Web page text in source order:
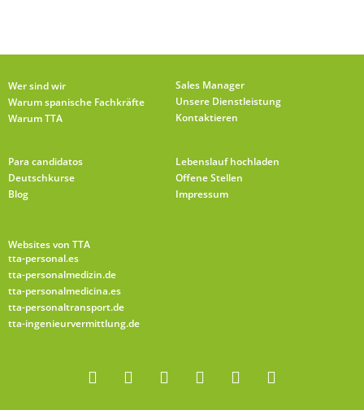
Wer sind wir
Warum spanische Fachkräfte
Warum TTA
Sales Manager
Unsere Dienstleistung
Kontaktieren
Para candidatos
Deutschkurse
Blog
Lebenslauf hochladen
Offene Stellen
Impressum
Websites von TTA
tta-personal.es
tta-personalmedizin.de
tta-personalmedicina.es
tta-personaltransport.de
tta-ingenieurvermittlung.de